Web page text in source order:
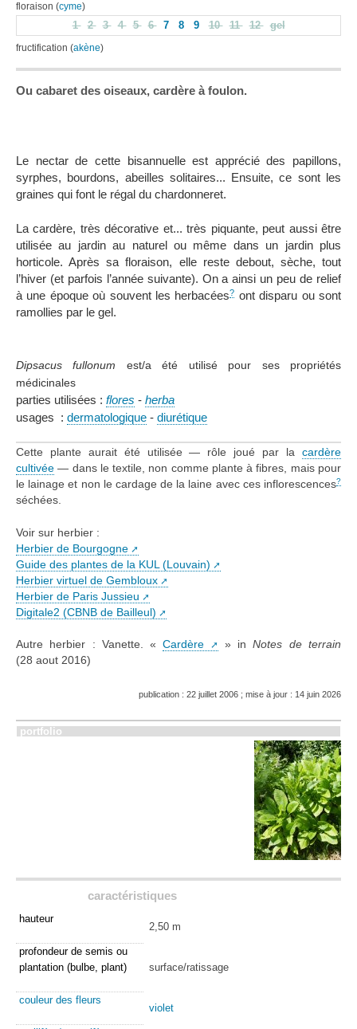
floraison (cyme)
1 2 3 4 5 6 7 8 9 10 11 12 gel
fructification (akène)
Ou cabaret des oiseaux, cardère à foulon.
Le nectar de cette bisannuelle est apprécié des papillons,
syrphes, bourdons, abeilles solitaires... Ensuite, ce sont les
graines qui font le régal du chardonneret.
La cardère, très décorative et... très piquante, peut aussi être
utilisée au jardin au naturel ou même dans un jardin plus
horticole. Après sa floraison, elle reste debout, sèche, tout
l’hiver (et parfois l’année suivante). On a ainsi un peu de relief
à une époque où souvent les herbacées? ont disparu ou sont
ramollies par le gel.
Dipsacus fullonum est/a été utilisé pour ses propriétés
médicinales
parties utilisées : flores - herba
usages : dermatologique - diurétique
Cette plante aurait été utilisée — rôle joué par la cardère
cultivée — dans le textile, non comme plante à fibres, mais pour
le lainage et non le cardage de la laine avec ces inflorescences?
séchées.
Voir sur herbier :
Herbier de Bourgogne
Guide des plantes de la KUL (Louvain)
Herbier virtuel de Gembloux
Herbier de Paris Jussieu
Digitale2 (CBNB de Bailleul)
Autre herbier : Vanette. «Cardère » inNotes de terrain
(28 aout 2016)
publication : 22 juillet 2006 ; mise à jour : 14 juin 2026
portfolio
caractéristiques
hauteur
2,50 m
profondeur de semis ou
plantation (bulbe, plant)
surface/ratissage
couleur des fleurs
violet